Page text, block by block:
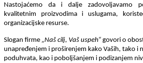
Nastojaćemo da i dalje zadovoljavamo
kvalitetnim proizvodima i uslugama,
organizacijske resurse.
Slogan firme „Naš cilj, Vaš uspeh“ govori o
unapređenjem i proširenjem kako Vaših, tako i
poduhvata, kao i poboljšanjem i podizanjem